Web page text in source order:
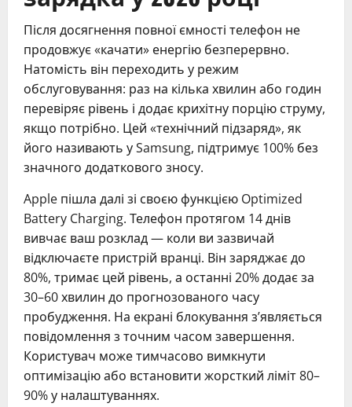
Після досягнення повної ємності телефон не
продовжує «качати» енергію безперервно.
Натомість він переходить у режим
обслуговування: раз на кілька хвилин або годин
перевіряє рівень і додає крихітну порцію струму,
якщо потрібно. Цей «технічний підзаряд», як
його називають у Samsung, підтримує 100% без
значного додаткового зносу.
Apple пішла далі зі своєю функцією Optimized
Battery Charging. Телефон протягом 14 днів
вивчає ваш розклад — коли ви зазвичай
відключаєте пристрій вранці. Він заряджає до
80%, тримає цей рівень, а останні 20% додає за
30–60 хвилин до прогнозованого часу
пробудження. На екрані блокування з’являється
повідомлення з точним часом завершення.
Користувач може тимчасово вимкнути
оптимізацію або встановити жорсткий ліміт 80–
90% у налаштуваннях.